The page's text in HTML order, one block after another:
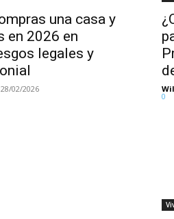
una casa y
en 2026 en
legales y
28/02/2026
0